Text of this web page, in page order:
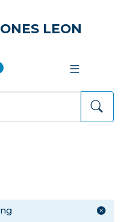
LEON